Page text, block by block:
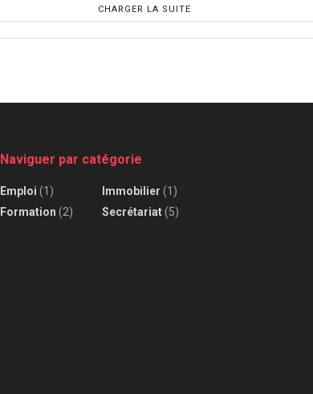
CHARGER LA SUITE
Naviguer par catégorie
Emploi (1)
Formation (2)
Immobilier (1)
Secrétariat(5)